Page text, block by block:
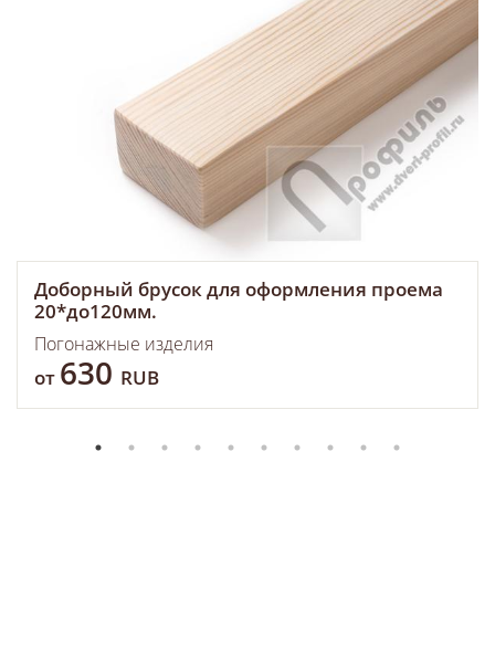
Доборный брусок для оформления проема
20*до120мм.
Погонажные изделия
от 630 RUB